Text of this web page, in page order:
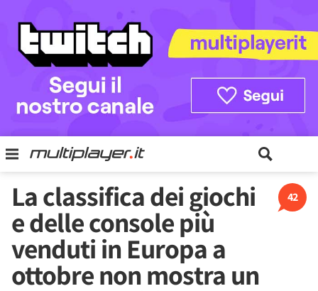
42
La classifica dei giochi
e delle console più
venduti in Europa a
ottobre non mostra un